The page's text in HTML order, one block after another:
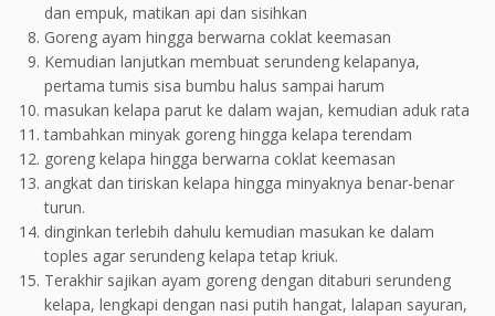
dan empuk, matikan api dan sisihkan
Goreng ayam hingga berwarna coklat keemasan
Kemudian lanjutkan membuat serundeng kelapanya,
pertama tumis sisa bumbu halus sampai harum
masukan kelapa parut ke dalam wajan, kemudian aduk rata
tambahkan minyak goreng hingga kelapa terendam
goreng kelapa hingga berwarna coklat keemasan
angkat dan tiriskan kelapa hingga minyaknya benar-benar
turun.
dinginkan terlebih dahulu kemudian masukan ke dalam
toples agar serundeng kelapa tetap kriuk.
Terakhir sajikan ayam goreng dengan ditaburi serundeng
kelapa, lengkapi dengan nasi putih hangat, lalapan sayuran,